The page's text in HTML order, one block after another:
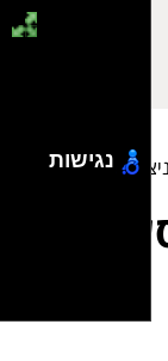
המעוצב!
נגישות